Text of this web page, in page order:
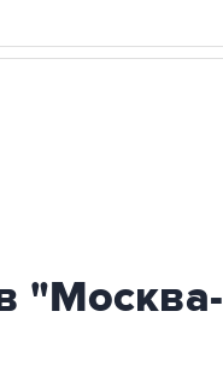
"Москва-